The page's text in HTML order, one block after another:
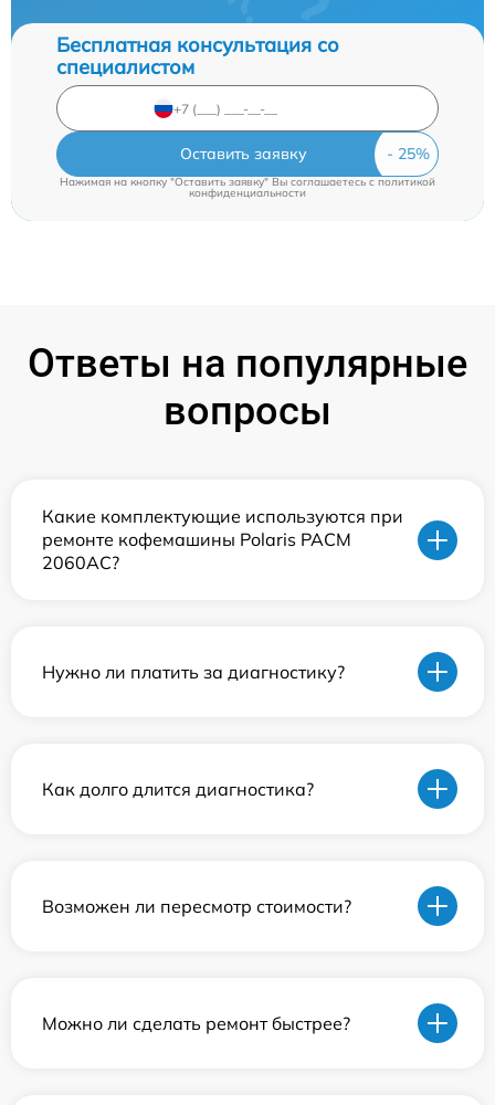
Бесплатная консультация со
специалистом
Оставить заявку
Нажимая на кнопку "Оставить заявку" Вы соглашаетесь cполитикой
конфиденциальности
Ответы на популярные
вопросы
Какие комплектующие используются при
ремонте кофемашины Polaris PACM
2060AC?
Нужно ли платить за диагностику?
Как долго длится диагностика?
Возможен ли пересмотр стоимости?
Можно ли сделать ремонт быстрее?